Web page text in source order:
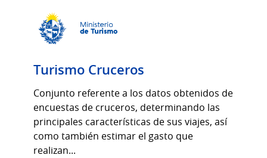
Turismo Cruceros
Conjunto referente a los datos obtenidos de
encuestas de cruceros, determinando las
principales características de sus viajes, así
como también estimar el gasto que
realizan...